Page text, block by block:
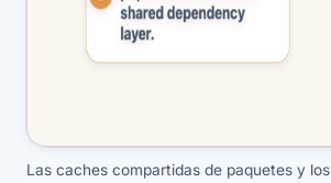
Las caches compartidas de paquetes y los